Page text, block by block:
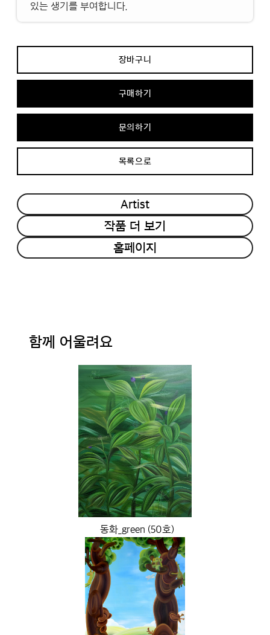
있는 생기를 부여합니다.
장바구니
구매하기
문의하기
목록으로
Artist
작품 더 보기
홈페이지
함께 어울려요
동화_green (50호)